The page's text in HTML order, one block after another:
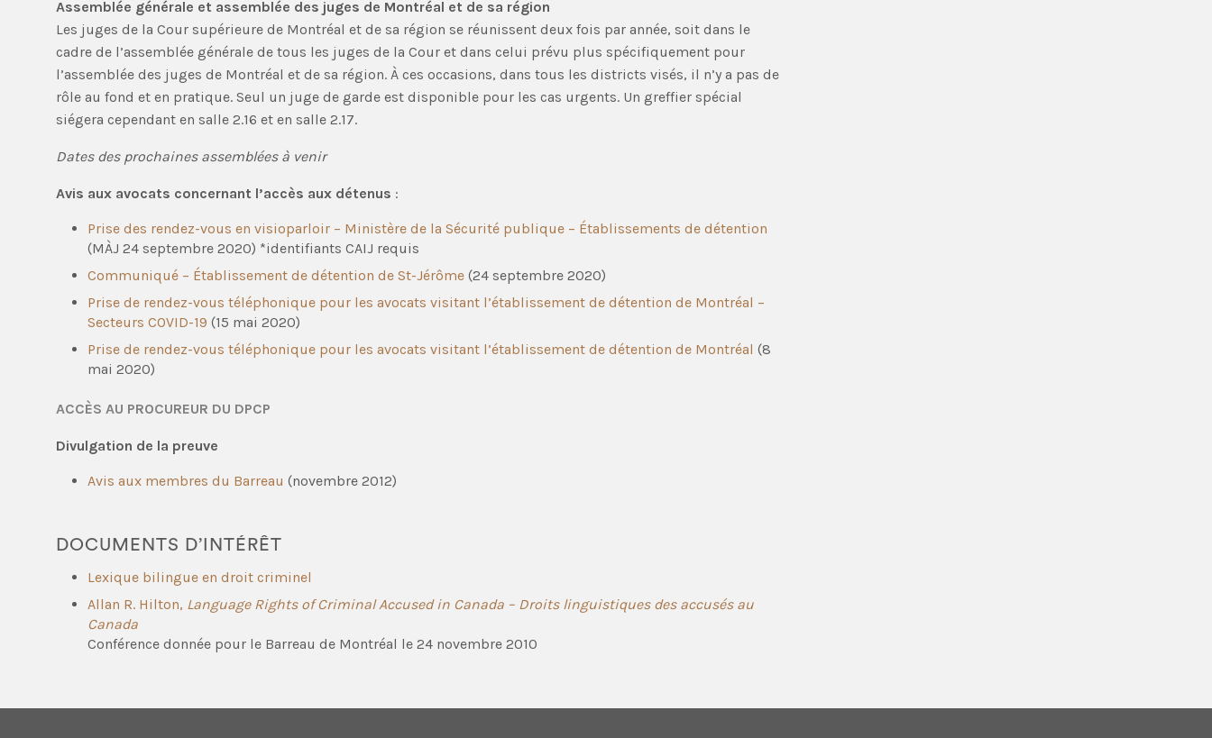
Assemblée générale et assemblée des juges de Montréal et de sa région
Les juges de la Cour supérieure de Montréal et de sa région se réunissent deux fois par année, soit dans le
cadre de l’assemblée générale de tous les juges de la Cour et dans celui prévu plus spécifiquement pour
l’assemblée des juges de Montréal et de sa région. À ces occasions, dans tous les districts visés, il n’y a pas de
rôle au fond et en pratique. Seul un juge de garde est disponible pour les cas urgents. Un greffier spécial
siégera cependant en salle 2.16 et en salle 2.17.
Dates des prochaines assemblées à venir
Avis aux avocats concernant l’accès aux détenus :
Prise des rendez-vous en visioparloir – Ministère de la Sécurité publique – Établissements de détention
(MÀJ 24 septembre 2020) *identifiants CAIJ requis
Communiqué – Établissement de détention de St-Jérôme (24 septembre 2020)
Prise de rendez-vous téléphonique pour les avocats visitant l’établissement de détention de Montréal –
Secteurs COVID-19 (15 mai 2020)
Prise de rendez-vous téléphonique pour les avocats visitant l’établissement de détention de Montréal (8
mai 2020)
ACCÈS AU PROCUREUR DU DPCP
Divulgation de la preuve
Avis aux membres du Barreau (novembre 2012)
DOCUMENTS D’INTÉRÊT
Lexique bilingue en droit criminel
Allan R. Hilton, Language Rights of Criminal Accused in Canada – Droits linguistiques des accusés au
Canada
Conférence donnée pour le Barreau de Montréal le 24 novembre 2010